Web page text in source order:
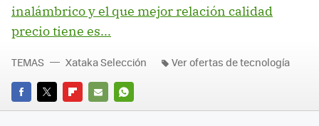
inalámbrico y el que mejor relación calidad
precio tiene es...
FACEBOOK
TWITTERFLIPBOARD
E-
WHATSAPP
TEMAS Xataka Selección Ver ofertas de tecnología